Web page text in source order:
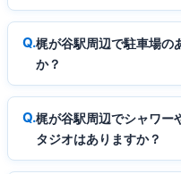
梶が谷駅周辺で駐車場の
か？
梶が谷駅周辺でシャワー
タジオはありますか？